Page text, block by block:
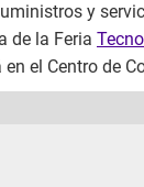
y
de la Feria
el Centro de